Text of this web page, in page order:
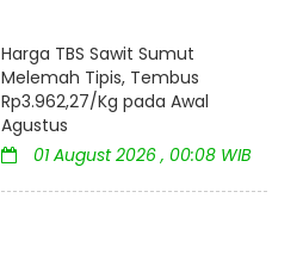
Harga TBS Sawit Sumut
Melemah Tipis, Tembus
Rp3.962,27/Kg pada Awal
Agustus
01 August 2026 , 00:08 WIB